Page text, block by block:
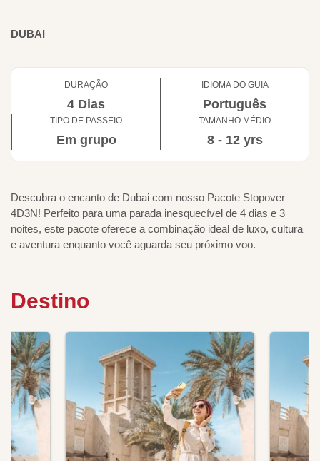
DUBAI
DURAÇÃO
4 Dias
IDIOMA DO GUIA
Português
TIPO DE PASSEIO
Em grupo
TAMANHO MÉDIO
8 - 12 yrs
Descubra o encanto de Dubai com nosso Pacote Stopover
4D3N! Perfeito para uma parada inesquecível de 4 dias e 3
noites, este pacote oferece a combinação ideal de luxo, cultura
e aventura enquanto você aguarda seu próximo voo.
Destino